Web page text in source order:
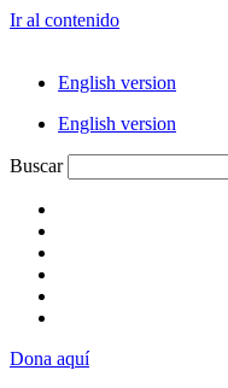
Ir al contenido
English version
English version
Buscar
Dona aquí